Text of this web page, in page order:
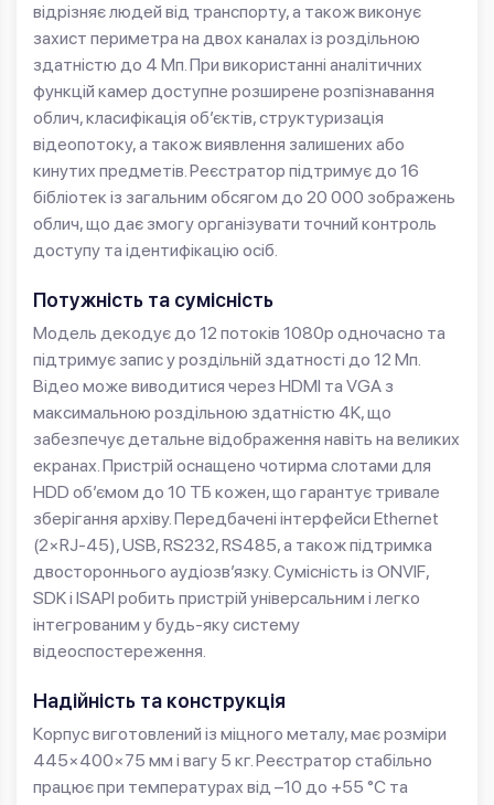
відрізняє людей від транспорту, а також виконує
захист периметра на двох каналах із роздільною
здатністю до 4 Мп. При використанні аналітичних
функцій камер доступне розширене розпізнавання
облич, класифікація об’єктів, структуризація
відеопотоку, а також виявлення залишених або
кинутих предметів. Реєстратор підтримує до 16
бібліотек із загальним обсягом до 20 000 зображень
облич, що дає змогу організувати точний контроль
доступу та ідентифікацію осіб.
Потужність та сумісність
Модель декодує до 12 потоків 1080p одночасно та
підтримує запис у роздільній здатності до 12 Мп.
Відео може виводитися через HDMI та VGA з
максимальною роздільною здатністю 4K, що
забезпечує детальне відображення навіть на великих
екранах. Пристрій оснащено чотирма слотами для
HDD об’ємом до 10 ТБ кожен, що гарантує тривале
зберігання архіву. Передбачені інтерфейси Ethernet
(2×RJ-45), USB, RS232, RS485, а також підтримка
двостороннього аудіозв’язку. Сумісність із ONVIF,
SDK і ISAPI робить пристрій універсальним і легко
інтегрованим у будь-яку систему
відеоспостереження.
Надійність та конструкція
Корпус виготовлений із міцного металу, має розміри
445×400×75 мм і вагу 5 кг. Реєстратор стабільно
працює при температурах від –10 до +55 °C та